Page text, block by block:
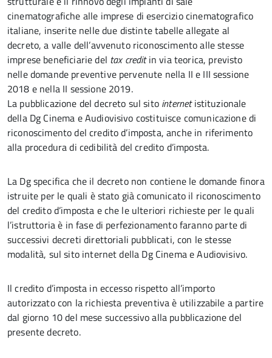
cinematografiche alle imprese di esercizio cinematografico
italiane, inserite nelle due distinte tabelle allegate al
decreto, a valle dell’avvenuto riconoscimento alle stesse
imprese beneficiarie del tax creditin via teorica, previsto
nelle domande preventive pervenute nella II e III sessione
2018 e nella II sessione 2019.
La pubblicazione del decreto sul sito internetistituzionale
della Dg Cinema e Audiovisivo costituisce comunicazione di
riconoscimento del credito d’imposta, anche in riferimento
alla procedura di cedibilità del credito d’imposta.
La Dg specifica che il decreto non contiene le domande finora
istruite per le quali è stato già comunicato il riconoscimento
del credito d’imposta e che le ulteriori richieste per le quali
l’istruttoria è in fase di perfezionamento faranno parte di
successivi decreti direttoriali pubblicati, con le stesse
modalità, sul sito internet della Dg Cinema e Audiovisivo.
Il credito d’imposta in eccesso rispetto all’importo
autorizzato con la richiesta preventiva è utilizzabile a partire
dal giorno 10 del mese successivo alla pubblicazione del
presente decreto.